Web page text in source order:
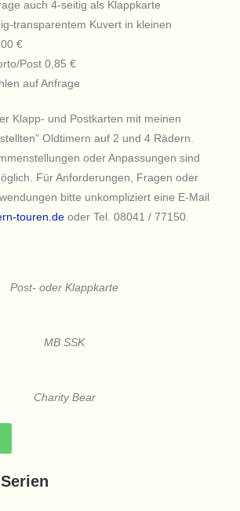
auch 4-seitig als Klappkarte
transparentem Kuvert in kleinen
€
Post 0,85 €
auf Anfrage
Klapp- und Postkarten mit meinen
Oldtimern auf 2 und 4 Rädern.
oder Anpassungen sind
Für Anforderungen, Fragen oder
bitte unkompliziert eine E-Mail
touren.de oder Tel. 08041 / 77150.
Post- oder Klappkarte
MB SSK
Charity Bear